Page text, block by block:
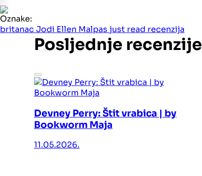
Oznake:
britanac Jodi Ellen Malpas just read recenzija
Posljednje recenzije
Devney Perry: Štit vrabica | by
Bookworm Maja
11.05.2026.